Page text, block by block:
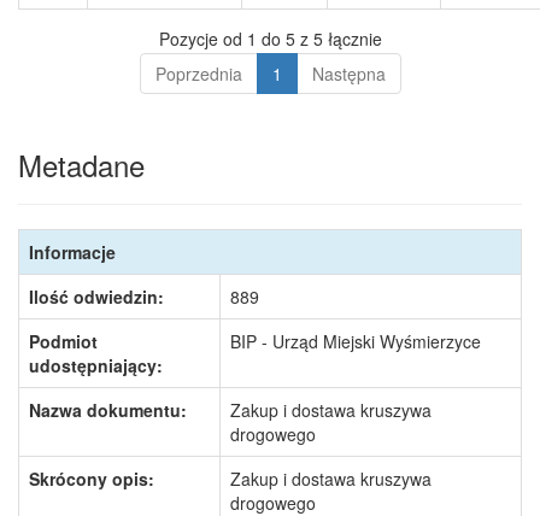
Pozycje od 1 do 5 z 5 łącznie
Poprzednia
1 Następna
Metadane
Informacje
Ilość odwiedzin:
889
Podmiot
udostępniający:
BIP - Urząd Miejski Wyśmierzyce
Nazwa dokumentu:
Zakup i dostawa kruszywa
drogowego
Skrócony opis:
Zakup i dostawa kruszywa
drogowego